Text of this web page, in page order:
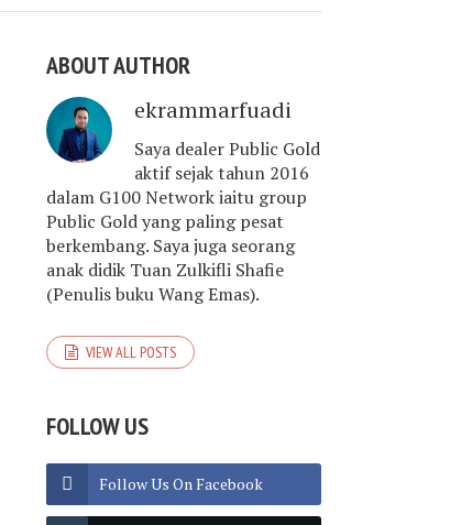
ABOUT AUTHOR
ekrammarfuadi
Saya dealer Public Gold
aktif sejak tahun 2016
dalam G100 Network iaitu group
Public Gold yang paling pesat
berkembang. Saya juga seorang
anak didik Tuan Zulkifli Shafie
(Penulis buku Wang Emas).
VIEW ALL POSTS
FOLLOW US
Follow Us On Facebook